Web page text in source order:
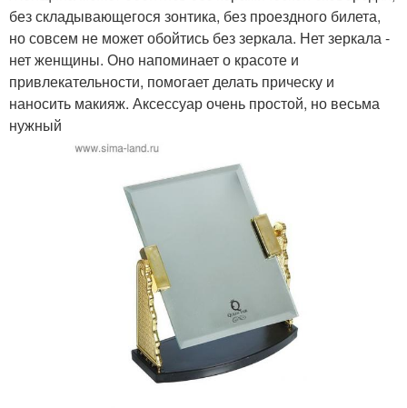
без складывающегося зонтика, без проездного билета,
но совсем не может обойтись без зеркала. Нет зеркала -
нет женщины. Оно напоминает о красоте и
привлекательности, помогает делать прическу и
наносить макияж. Аксессуар очень простой, но весьма
нужный